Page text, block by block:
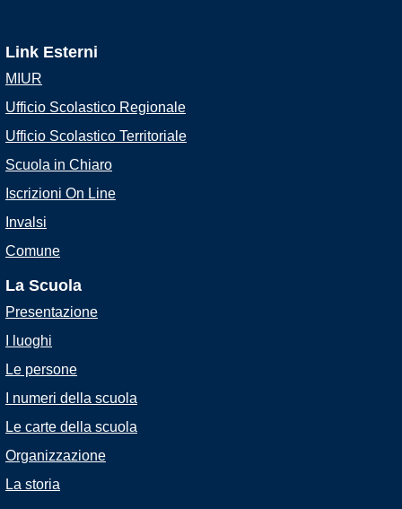
Link Esterni
MIUR
Ufficio Scolastico Regionale
Ufficio Scolastico Territoriale
Scuola in Chiaro
Iscrizioni On Line
Invalsi
Comune
La Scuola
Presentazione
I luoghi
Le persone
I numeri della scuola
Le carte della scuola
Organizzazione
La storia